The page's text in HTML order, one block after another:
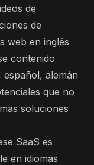
de
de
web en inglés
contenido
alemán
que no
soluciones
SaaS es
en idiomas